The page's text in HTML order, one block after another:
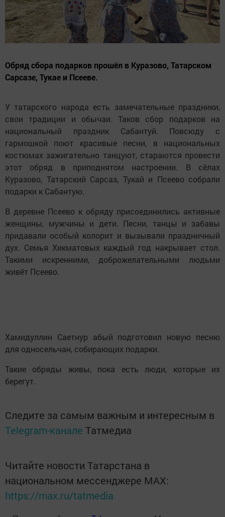
Обряд сбора подарков прошёл в Куразово, Татарском
Сарсазе, Тукае и Псееве.
У татарского народа есть замечательные праздники,
свои традиции и обычаи. Таков сбор подарков на
национальный праздник Сабантуй. Повсюду с
гармошкой поют красивые песни, в национальных
костюмах зажигательно танцуют, стараются провести
этот обряд в приподнятом настроении. В сёлах
Куразово, Татарский Сарсаз, Тукай и Псеево собрали
подарки к Сабантую.
В деревне Псеево к обряду присоединились активные
женщины, мужчины и дети. Песни, танцы и забавы
придавали особый колорит и вызывали праздничный
дух. Семья Хикматовых каждый год накрывает стол.
Такими искренними, доброжелательными людьми
живёт Псеево.
Хамидуллин Саетнур абый подготовил новую песню
для односельчан, собирающих подарки.
Такие обряды живы, пока есть люди, которые их
берегут.
Следите за самым важным и интересным в
Telegram-канале Татмедиа
Читайте новости Татарстана в
национальном мессенджере MАХ:
https://max.ru/tatmedia